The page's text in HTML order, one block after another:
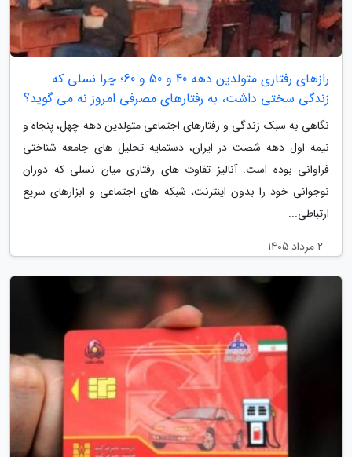
رازهای رفتاری متولدین دهه 40 و 50 و 60؛ چرا نسلی که
زندگی سختی داشت، به رفتارهای مصرفی امروز نه می گوید؟
نگاهی به سبک زندگی و رفتارهای اجتماعی متولدین دهه چهل، پنجاه و
نیمه اول دهه شصت در ایران، دستمایه تحلیل های جامعه شناختی
فراوانی بوده است. آنالیز تفاوت های رفتاری میان نسلی که دوران
نوجوانی خود را بدون اینترنت، شبکه های اجتماعی و ابزارهای سریع
ارتباطی...
2 مرداد 1405